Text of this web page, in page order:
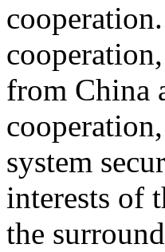
from China
system
interests of
the